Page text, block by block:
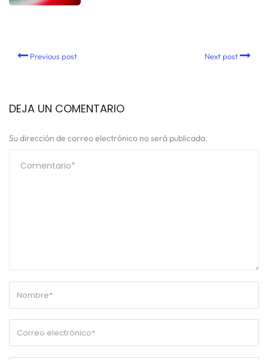
Previous post Next post
DEJA UN COMENTARIO
Su dirección de correo electrónico no será publicada.